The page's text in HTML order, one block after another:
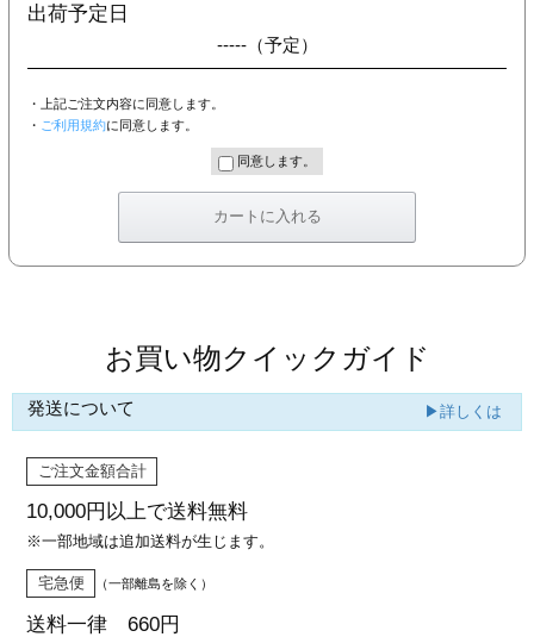
出荷予定日
-----（予定）
・上記ご注文内容に同意します。
・ ご利用規約に同意します。
同意します。
お買い物クイックガイド
発送について ▶詳しくは
ご注文金額合計
10,000円以上で送料無料
※一部地域は追加送料が生じます。
宅急便 （一部離島を除く）
送料一律 660円